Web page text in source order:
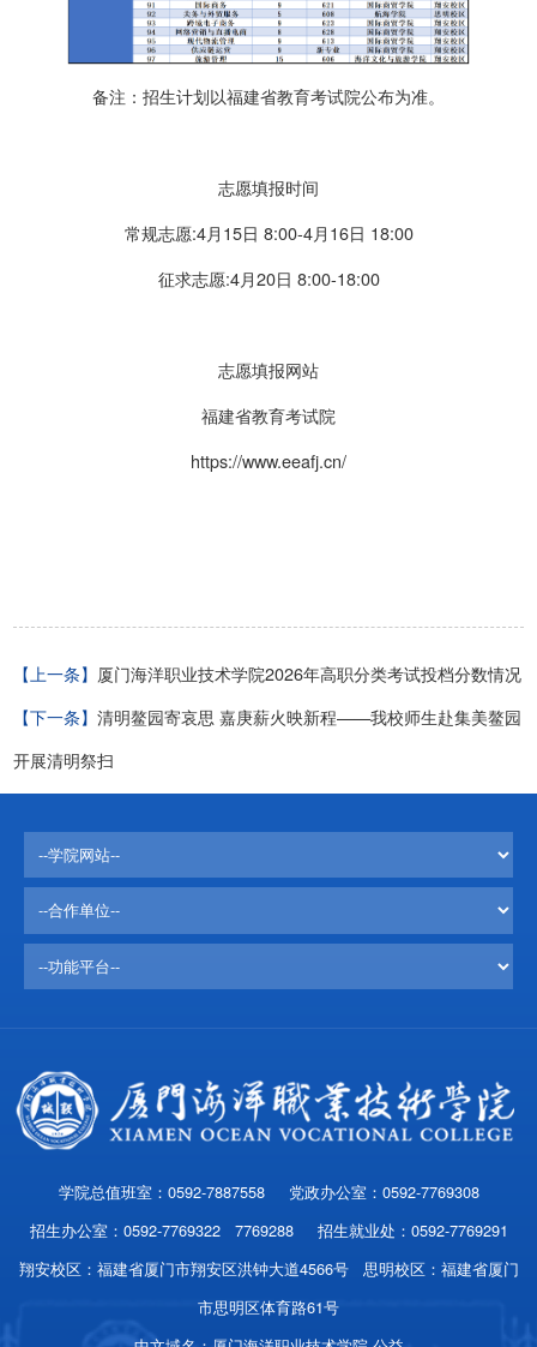
备注：招生计划以福建省教育考试院公布为准。
志愿填报时间
常规志愿:4月15日 8:00-4月16日 18:00
征求志愿:4月20日 8:00-18:00
志愿填报网站
福建省教育考试院
https://www.eeafj.cn/
【上一条】 厦门海洋职业技术学院2026年高职分类考试投档分数情况
【下一条】清明鳌园寄哀思 嘉庚薪火映新程——我校师生赴集美鳌园
开展清明祭扫
学院总值班室：0592-7887558 党政办公室：0592-7769308
招生办公室：0592-7769322 7769288 招生就业处：0592-7769291
翔安校区：福建省厦门市翔安区洪钟大道4566号 思明校区：福建省厦门
市思明区体育路61号